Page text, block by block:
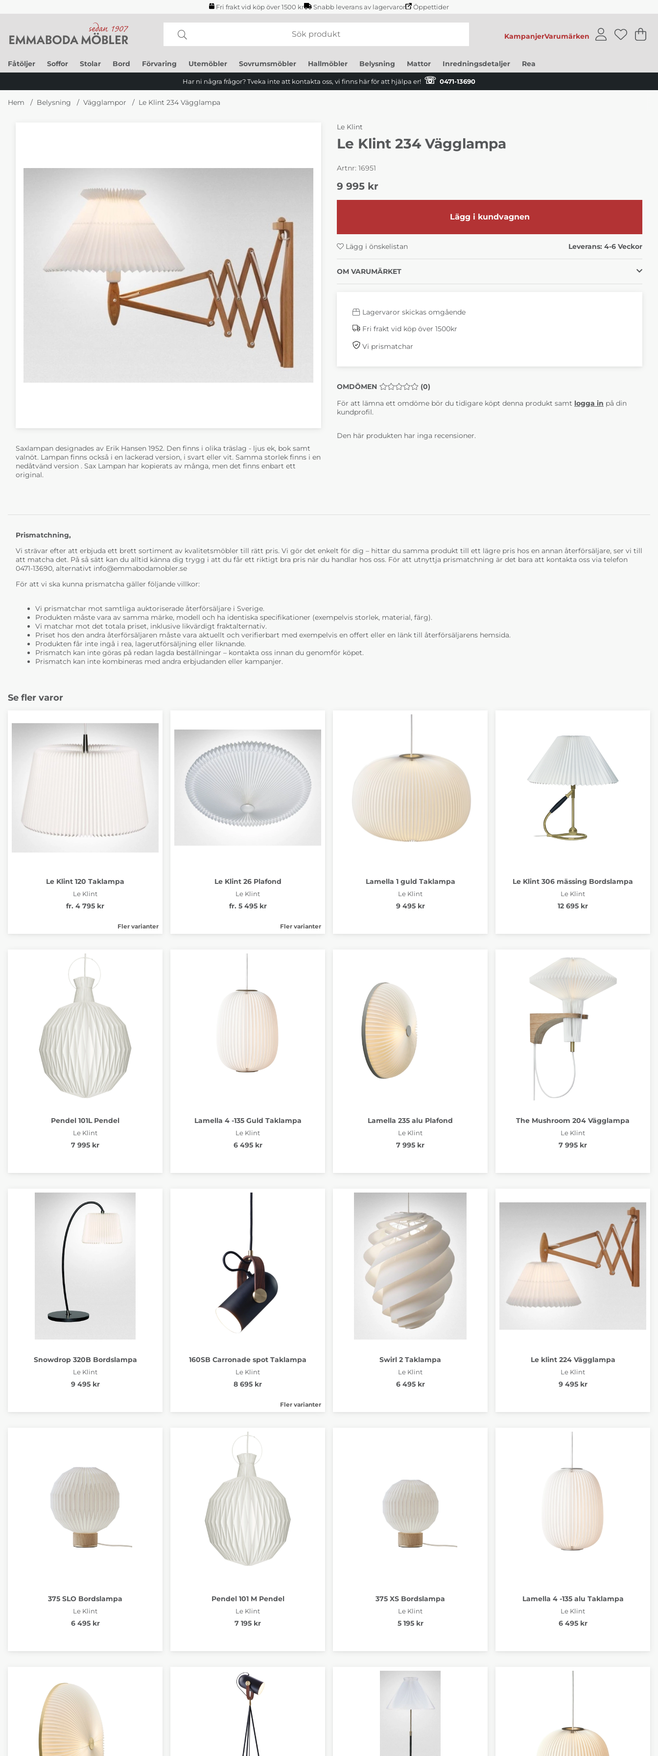
Fri frakt vid köp över 1500 kr Snabb leverans av lagervaror Öppettider
KampanjerVarumärken .
Fåtöljer Soffor Stolar Bord Förvaring Utemöbler Sovrumsmöbler Hallmöbler Belysning Mattor Inredningsdetaljer Rea
Har ni några frågor? Tveka inte att kontakta oss, vi finns här för att hjälpa er! ☏ 0471-13690
Hem Belysning Vägglampor Le Klint 234 Vägglampa
Saxlampan designades av Erik Hansen 1952. Den finns i olika träslag - ljus ek, bok samt
valnöt. Lampan finns också i en lackerad version, i svart eller vit. Samma storlek finns i en
nedåtvänd version . Sax Lampan har kopierats av många, men det finns enbart ett
original.
Le Klint
Le Klint 234 Vägglampa
Artnr: 16951
9 995 kr
Lägg i kundvagnen
Lägg i önskelistan Leverans: 4-6 Veckor
OM VARUMÄRKET
Lagervaror skickas omgående
Fri frakt vid köp över 1500kr
Vi prismatchar
OMDÖMEN MEDELBETYG 0 AV 5 ANTAL BETYG 0
(0)
För att lämna ett omdöme bör du tidigare köpt denna produkt samt logga in på din
kundprofil.
Den här produkten har inga recensioner.
Prismatchning,
Vi strävar efter att erbjuda ett brett sortiment av kvalitetsmöbler till rätt pris. Vi gör det enkelt för dig – hittar du samma produkt till ett lägre pris hos en annan återförsäljare, ser vi till
att matcha det. På så sätt kan du alltid känna dig trygg i att du får ett riktigt bra pris när du handlar hos oss. För att utnyttja prismatchning är det bara att kontakta oss via telefon
0471-13690, alternativt info@emmabodamobler.se
För att vi ska kunna prismatcha gäller följande villkor:
Vi prismatchar mot samtliga auktoriserade återförsäljare i Sverige.
Produkten måste vara av samma märke, modell och ha identiska specifikationer (exempelvis storlek, material, färg).
Vi matchar mot det totala priset, inklusive likvärdigt fraktalternativ.
Priset hos den andra återförsäljaren måste vara aktuellt och verifierbart med exempelvis en offert eller en länk till återförsäljarens hemsida.
Produkten får inte ingå i rea, lagerutförsäljning eller liknande.
Prismatch kan inte göras på redan lagda beställningar – kontakta oss innan du genomför köpet.
Prismatch kan inte kombineras med andra erbjudanden eller kampanjer.
Se fler varor
Le Klint 120 Taklampa
Le Klint
fr. 4 795 kr
Fler varianter
Le Klint 26 Plafond
Le Klint
fr. 5 495 kr
Fler varianter
Lamella 1 guld Taklampa
Le Klint
9 495 kr
Le Klint 306 mässing Bordslampa
Le Klint
12 695 kr
Pendel 101L Pendel
Le Klint
7 995 kr
Lamella 4 -135 Guld Taklampa
Le Klint
6 495 kr
Lamella 235 alu Plafond
Le Klint
7 995 kr
The Mushroom 204 Vägglampa
Le Klint
7 995 kr
Snowdrop 320B Bordslampa
Le Klint
9 495 kr
160SB Carronade spot Taklampa
Le Klint
8 695 kr
Fler varianter
Swirl 2 Taklampa
Le Klint
6 495 kr
Le klint 224 Vägglampa
Le Klint
9 495 kr
375 SLO Bordslampa
Le Klint
6 495 kr
Pendel 101 M Pendel
Le Klint
7 195 kr
375 XS Bordslampa
Le Klint
5 195 kr
Lamella 4 -135 alu Taklampa
Le Klint
6 495 kr